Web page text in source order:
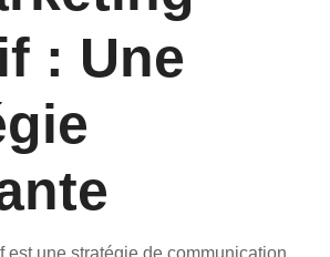
: Une
est une stratégie de communication